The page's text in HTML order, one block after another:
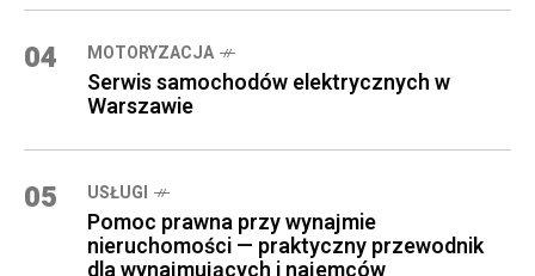
04 MOTORYZACJA
Serwis samochodów elektrycznych w
Warszawie
05 USŁUGI
Pomoc prawna przy wynajmie
nieruchomości — praktyczny przewodnik